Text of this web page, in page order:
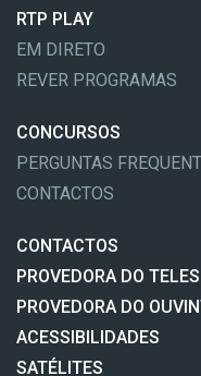
RTP PLAY
EM DIRETO
REVER PROGRAMAS
CONCURSOS
PERGUNTAS
CONTACTOS
CONTACTOS
PROVEDORA DO
PROVEDORA DO
ACESSIBILIDADES
SATÉLITES